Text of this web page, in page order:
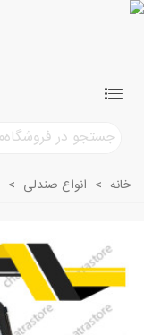
خانه > انواع صندلی >